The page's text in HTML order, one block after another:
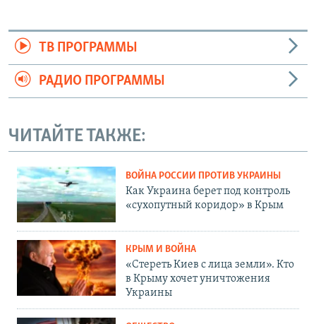
ТВ ПРОГРАММЫ
РАДИО ПРОГРАММЫ
ЧИТАЙТЕ ТАКЖЕ:
ВОЙНА РОССИИ ПРОТИВ УКРАИНЫ
Как Украина берет под контроль
«сухопутный коридор» в Крым
КРЫМ И ВОЙНА
«Стереть Киев с лица земли». Кто
в Крыму хочет уничтожения
Украины